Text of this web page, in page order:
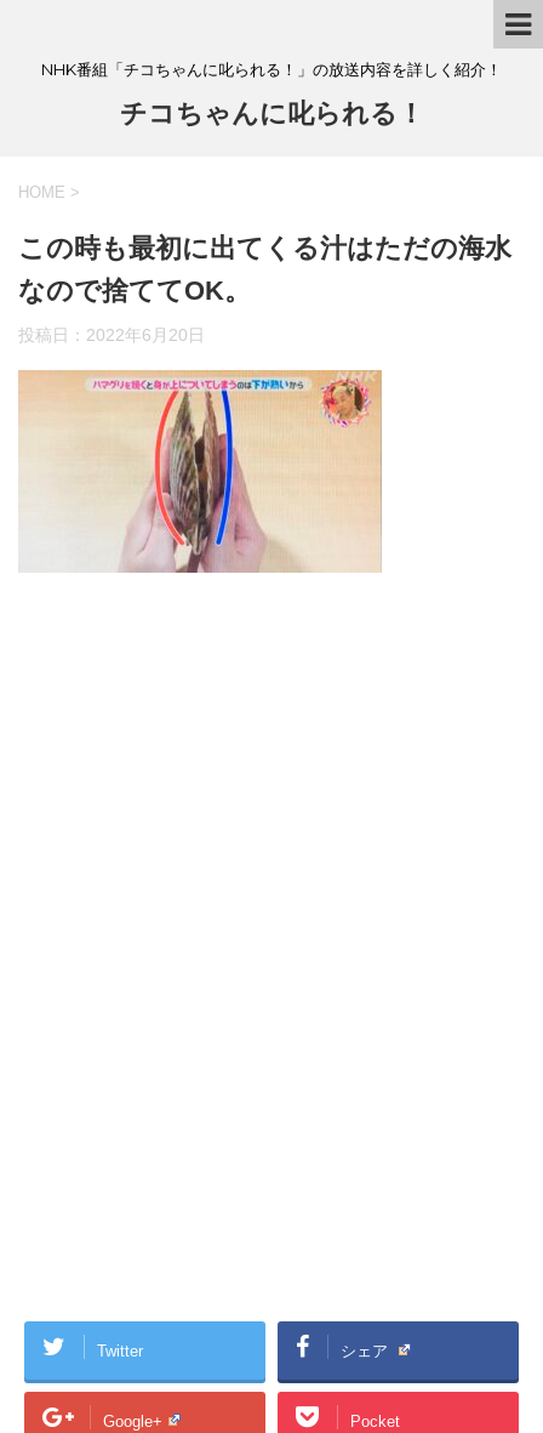
NHK番組「チコちゃんに叱られる！」の放送内容を詳しく紹介！
チコちゃんに叱られる！
HOME >
この時も最初に出てくる汁はただの海水
なので捨ててOK。
投稿日： 2022年6月20日
Twitter シェア
Google+ Pocket